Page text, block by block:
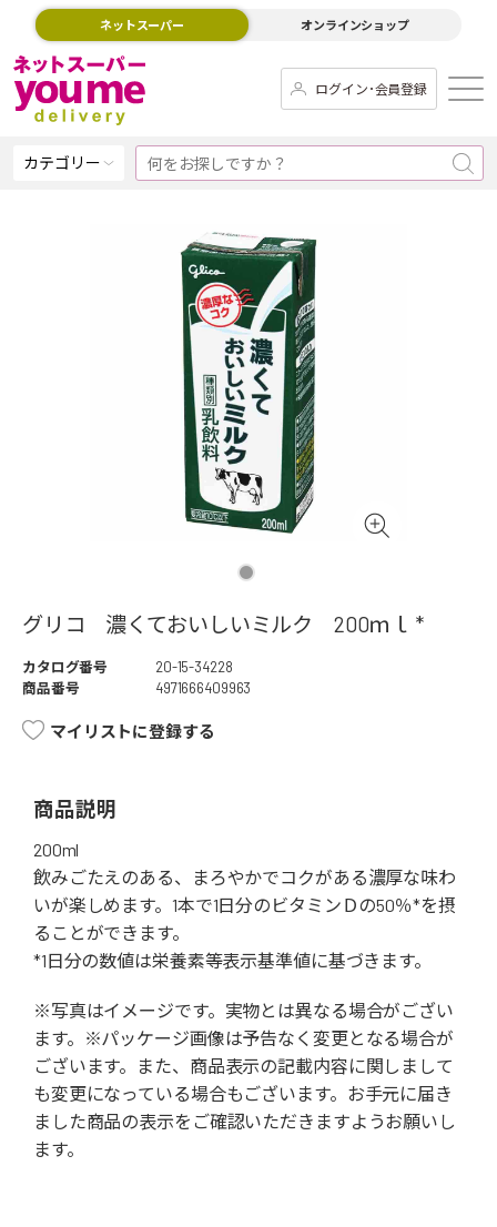
ネットスーパー オンラインショップ
ログイン･会員登録
カテゴリー
グリコ 濃くておいしいミルク 200ｍｌ *
カタログ番号
20-15-34228
商品番号
4971666409963
マイリストに登録する
商品説明
200ml
飲みごたえのある、まろやかでコクがある濃厚な味わ
いが楽しめます。1本で1日分のビタミンＤの50％*を摂
ることができます。
*1日分の数値は栄養素等表示基準値に基づきます。
※写真はイメージです。実物とは異なる場合がござい
ます。※パッケージ画像は予告なく変更となる場合が
ございます。また、商品表示の記載内容に関しまして
も変更になっている場合もございます。お手元に届き
ました商品の表示をご確認いただきますようお願いし
ます。